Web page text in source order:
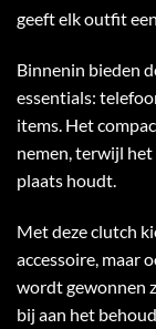
geeft elk outfit
Binnenin bieden
essentials:
items. Het
nemen, terwijl
plaats houdt.
Met deze clutch
accessoire, maar
wordt gewonnen
bij aan het